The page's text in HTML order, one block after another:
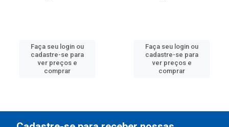
Faça seu login ou
cadastre-se para
ver preços e
comprar
Faça seu login ou
cadastre-se para
ver preços e
comprar